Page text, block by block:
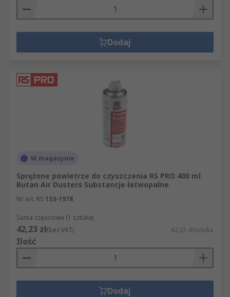
Dodaj
W magazynie
Sprężone powietrze do czyszczenia RS PRO 400 ml
Butan Air Dusters Substancje łatwopalne
Nr art. RS 153-1978
Suma częściowa (1 sztuka)
42,23 zł(bez VAT) 42,23 zł/sztuka
Ilość
Dodaj